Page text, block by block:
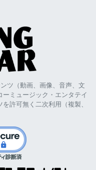
ツ（動画、画像、音声、文
ミュージック・エンタテイ
許可無く二次利用（複製、